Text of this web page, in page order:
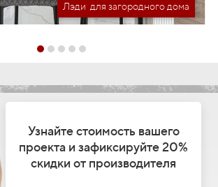
Лэди для загородного дома
Узнайте стоимость вашего
проекта и зафиксируйте 20%
скидки от производителя